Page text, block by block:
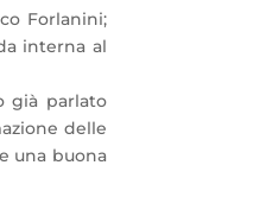
Forlanini;
interna al
già parlato
delle
una buona